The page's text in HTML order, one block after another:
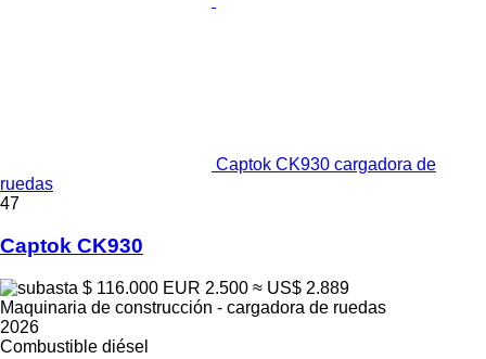
Captok CK930 cargadora de
ruedas
47
Captok CK930
$ 116.000 EUR 2.500 ≈ US$ 2.889
Maquinaria de construcción - cargadora de ruedas
2026
Combustible diésel